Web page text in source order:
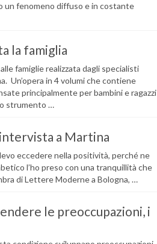
un fenomeno diffuso e in costante
la famiglia
famiglie realizzata dagli specialisti
Un’opera in 4 volumi che contiene
principalmente per bambini e ragazzi
strumento …
a Martina
eccedere nella positività, perché ne
l’ho preso con una tranquillità che
di Lettere Moderne a Bologna, …
le preoccupazioni, i